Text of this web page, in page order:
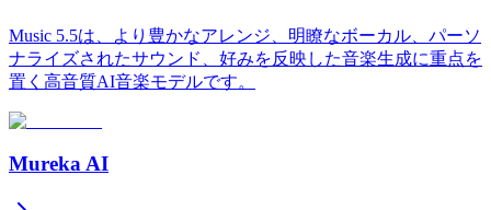
Music 5.5は、より豊かなアレンジ、明瞭なボーカル、パーソ
ナライズされたサウンド、好みを反映した音楽生成に重点を
置く高音質AI音楽モデルです。
Mureka AI